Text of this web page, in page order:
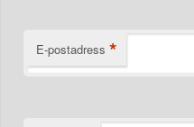
E-postadress *